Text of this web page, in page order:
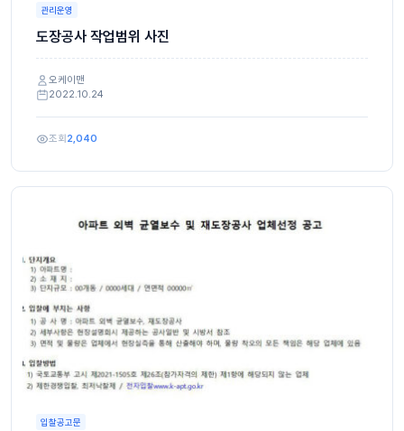
관리운영
도장공사 작업범위 사진
오케이맨
2022.10.24
조회 2,040
입찰공고문